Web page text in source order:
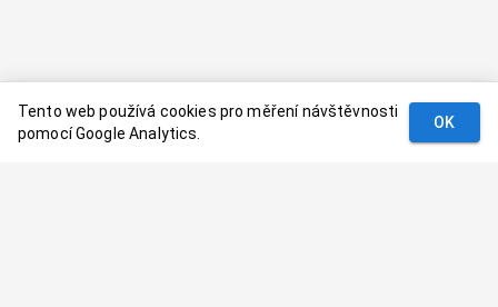
Tento web používá cookies pro měření návštěvnosti
pomocí Google Analytics.
OK